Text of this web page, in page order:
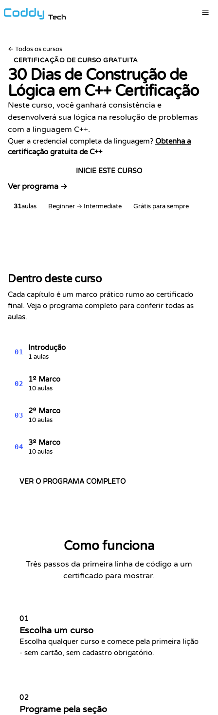
Tech
← Todos os cursos
CERTIFICAÇÃO DE CURSO GRATUITA
30 Dias de Construção de
Lógica em C++ Certificação
Neste curso, você ganhará consistência e
desenvolverá sua lógica na resolução de problemas
com a linguagem C++.
Quer a credencial completa da linguagem? Obtenha a
certificação gratuita de C++
INICIE ESTE CURSO
Ver programa →
31aulas Beginner → Intermediate Grátis para sempre
30 Dias de Construção de Lógica em
Kevin Spektor
Kevin
8/7/2026
Dentro deste curso
Cada capítulo é um marco prático rumo ao certificado
final. Veja o programa completo para conferir todas as
aulas.
01
Introdução
1 aulas
02
1º Marco
10 aulas
03
2º Marco
10 aulas
04
3º Marco
10 aulas
VER O PROGRAMA COMPLETO
Como funciona
Três passos da primeira linha de código a um
certificado para mostrar.
01
Escolha um curso
Escolha qualquer curso e comece pela primeira lição
- sem cartão, sem cadastro obrigatório.
02
Programe pela seção